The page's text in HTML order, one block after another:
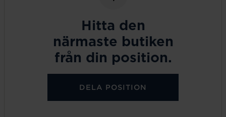
Hitta den
närmaste butiken
från din position.
DELA POSITION